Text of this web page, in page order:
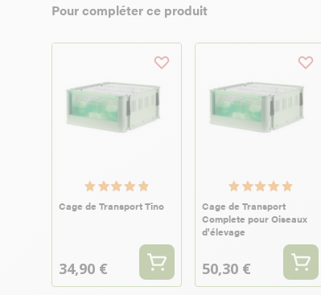
Pour compléter ce produit
Cage de Transport Tino
34,90 €
Cage de Transport
Complete pour Oiseaux
d'élevage
50,30 €